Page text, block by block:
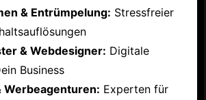
& Entrümpelung: Stressfreier
& Webdesigner: Digitale
Business
Werbeagenturen: Experten für